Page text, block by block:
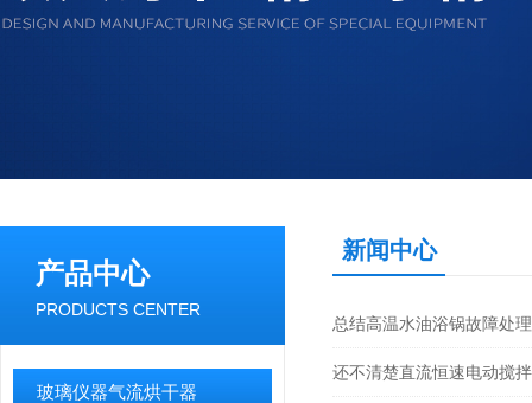
产品中心
PRODUCTS CENTER
玻璃仪器气流烘干器
新闻中心
总结高温水油浴锅故障处
还不清楚直流恒速电动搅